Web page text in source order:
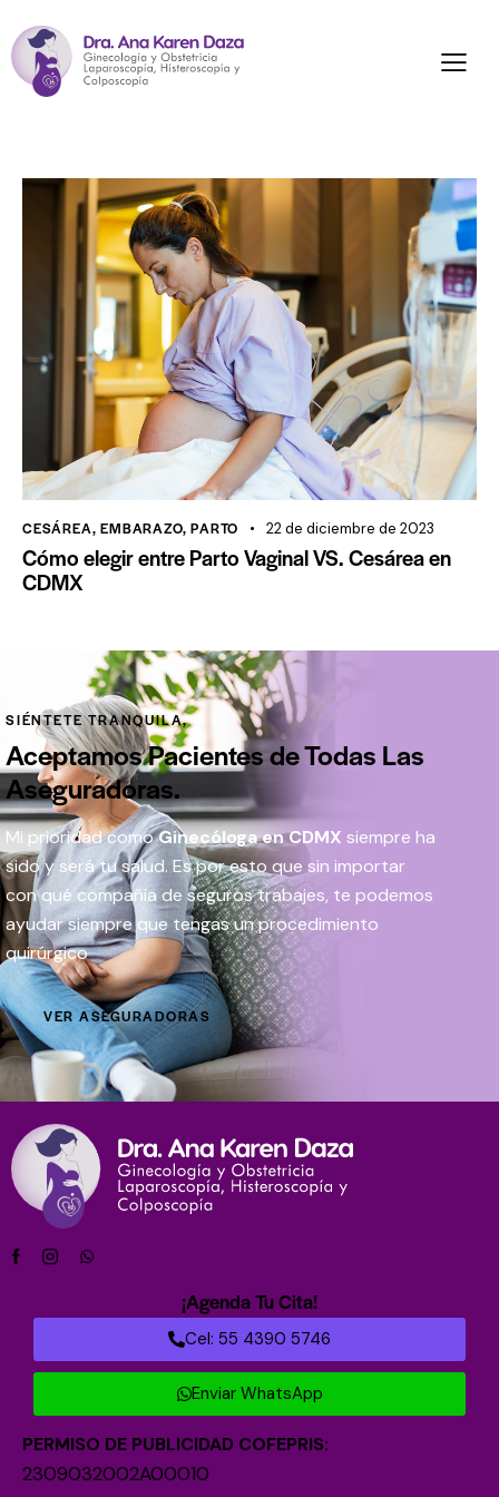
CESÁREA,EMBARAZO,PARTO 22 de diciembre de 2023
Cómo elegir entre Parto Vaginal VS. Cesárea en
CDMX
SIÉNTETE TRANQUILA,
Aceptamos Pacientes de Todas Las
Aseguradoras.
Mi prioridad comoGinecóloga en CDMX siempre ha
sido y será tu salud. Es por esto que sin importar
con qué compañía de seguros trabajes, te podemos
ayudar siempre que tengas un procedimiento
quirúrgico
VER ASEGURADORAS
¡Agenda Tu Cita!
Cel: 55 4390 5746
Enviar WhatsApp
PERMISO DE PUBLICIDAD COFEPRIS:
2309032002A00010